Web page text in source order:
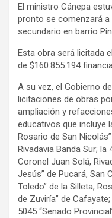
El ministro Cánepa
pronto se comenzará
secundario en barrio
Esta obra será licitada
de $160.855.194
A su vez, el Gobierno
licitaciones de obras
ampliación y
educativos que incluye
Rosario de San
Rivadavia Banda Sur; la
Coronel Juan Solá,
Jesús” de Pucará, San
Toledo” de la Silleta,
de Zuviría” de
5045 “Senado